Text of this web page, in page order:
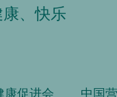
、快乐
康促进会 中国